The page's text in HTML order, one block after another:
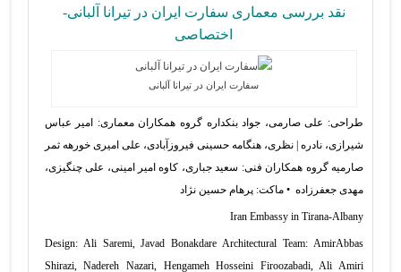
نقد بررسی معماری سفارت ایران در تیرانا آلبانی-
اختصاصی
سفارت ایران در تیرانا آلبانی
طراحی: علی صارمی، جواد بنکداره گروه همکاران معماری: امیر عباس
شیرازی، نادره | نظری، هنگامه حسینی فیروزآبادی، علی امیری خورهه ثمر
صارمیه گروه همکاران فنی: سعید جباری، کاوه امیر امینی، علی چنگیزی،
مهدی جعفرزاده • ماکت: پرهام حسین نژاد
Iran Embassy in Tirana-Albany
Design: Ali Saremi, Javad Bonakdare Architectural Team: AmirAbbas
Shirazi, Nadereh Nazari, Hengameh Hosseini Firoozabadi, Ali Amiri